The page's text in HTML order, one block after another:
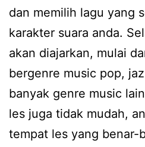
dan memilih lagu yang
karakter suara anda.
akan diajarkan, mulai
bergenre music pop,
banyak genre music
les juga tidak mudah,
tempat les yang benar-